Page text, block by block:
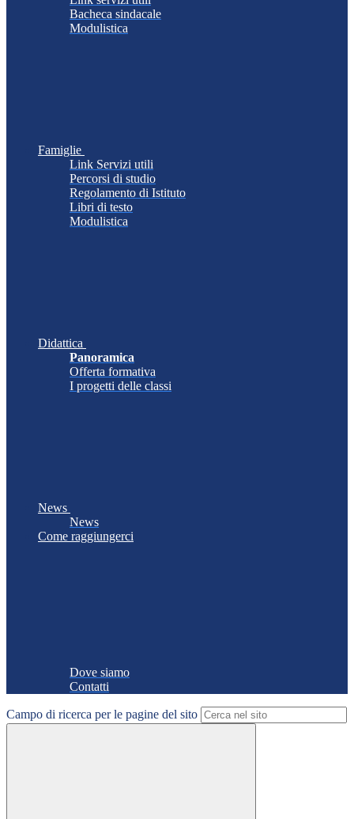
Bacheca sindacale
Modulistica
Famiglie
Link Servizi utili
Percorsi di studio
Regolamento di Istituto
Libri di testo
Modulistica
Didattica
Panoramica
Offerta formativa
I progetti delle classi
News
News
Come raggiungerci
Dove siamo
Contatti
Campo di ricerca per le pagine del sito